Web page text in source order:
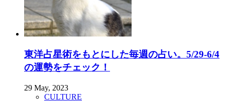
東洋占星術をもとにした毎週の占い。5/29-6/4
の運勢をチェック！
29 May, 2023
CULTURE